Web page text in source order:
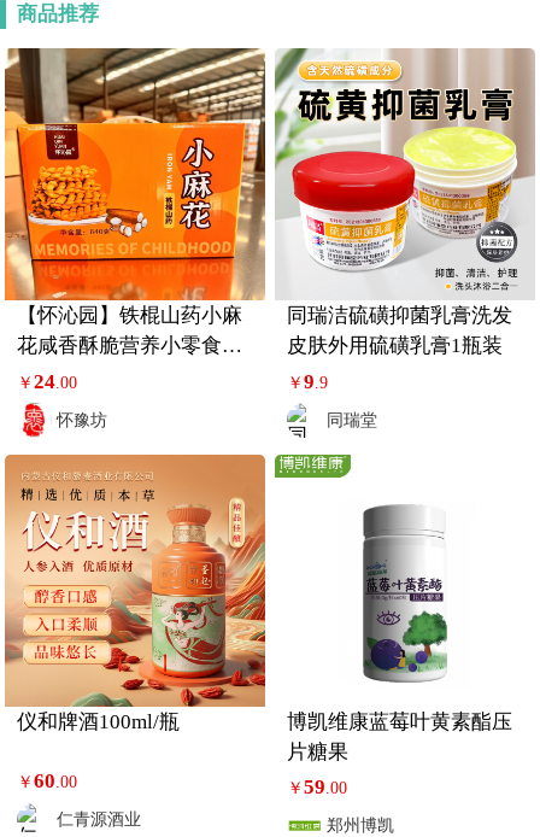
商品推荐
【怀沁园】铁棍山药小麻
花咸香酥脆营养小零食中
式追剧解馋好吃
￥24 .00
怀豫坊
同瑞洁硫磺抑菌乳膏洗发
皮肤外用硫磺乳膏1瓶装
￥9 .9
同瑞堂
仪和牌酒100ml/瓶
￥60.00
仁青源酒业
博凯维康蓝莓叶黄素酯压
片糖果
￥59.00
郑州博凯